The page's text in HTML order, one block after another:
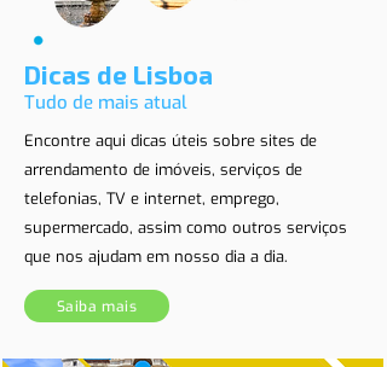
Dicas de Lisboa
Tudo de mais atual
Encontre aqui dicas úteis sobre sites de
arrendamento de imóveis, serviços de
telefonias, TV e internet, emprego,
supermercado, assim como outros serviços
que nos ajudam em nosso dia a dia.
Saiba mais